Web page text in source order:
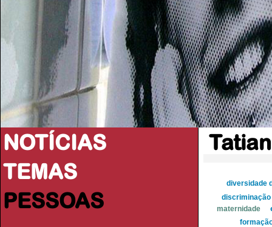
NOTÍCIAS
TEMAS
PESSOAS
diversidade
discriminação
maternidade